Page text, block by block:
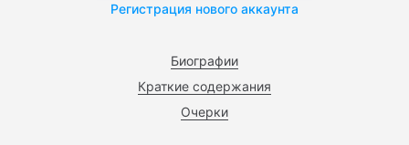
Биографии
Краткие содержания
Очерки
Регистрация нового аккаунта